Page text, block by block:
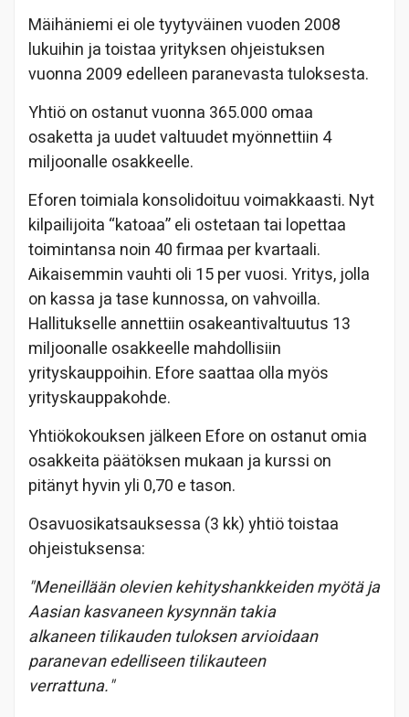
Mäihäniemi ei ole tyytyväinen vuoden 2008
lukuihin ja toistaa yrityksen ohjeistuksen
vuonna 2009 edelleen paranevasta tuloksesta.
Yhtiö on ostanut vuonna 365.000 omaa
osaketta ja uudet valtuudet myönnettiin 4
miljoonalle osakkeelle.
Eforen toimiala konsolidoituu voimakkaasti. Nyt
kilpailijoita “katoaa” eli ostetaan tai lopettaa
toimintansa noin 40 firmaa per kvartaali.
Aikaisemmin vauhti oli 15 per vuosi. Yritys, jolla
on kassa ja tase kunnossa, on vahvoilla.
Hallitukselle annettiin osakeantivaltuutus 13
miljoonalle osakkeelle mahdollisiin
yrityskauppoihin. Efore saattaa olla myös
yrityskauppakohde.
Yhtiökokouksen jälkeen Efore on ostanut omia
osakkeita päätöksen mukaan ja kurssi on
pitänyt hyvin yli 0,70 e tason.
Osavuosikatsauksessa (3 kk) yhtiö toistaa
ohjeistuksensa:
"Meneillään olevien kehityshankkeiden myötä ja
Aasian kasvaneen kysynnän takia
alkaneen tilikauden tuloksen arvioidaan
paranevan edelliseen tilikauteen
verrattuna."